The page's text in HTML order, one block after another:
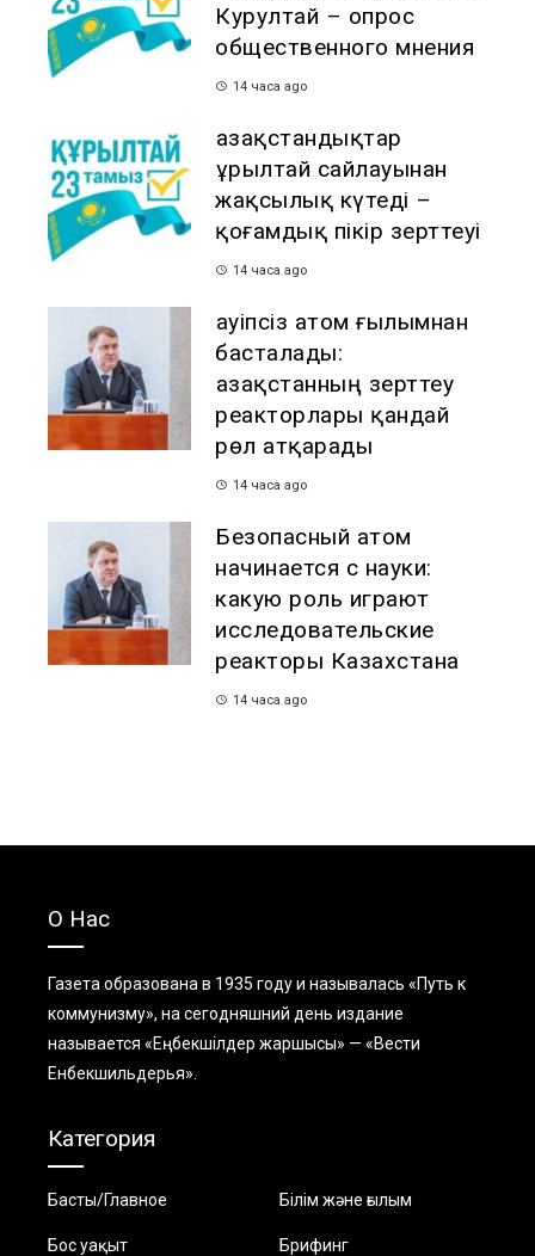
Курултай – опрос
общественного мнения
14 часа ago
Қазақстандықтар
Құрылтай сайлауынан
жақсылық күтеді –
қоғамдық пікір зерттеуі
14 часа ago
Қауіпсіз атом ғылымнан
басталады:
Қазақстанның зерттеу
реакторлары қандай
рөл атқарады
14 часа ago
Безопасный атом
начинается с науки:
какую роль играют
исследовательские
реакторы Казахстана
14 часа ago
О Нас
Газета образована в 1935 году и называлась «Путь к
коммунизму», на сегодняшний день издание
называется «Еңбекшiлдер жаршысы» — «Вести
Енбекшильдерья».
Категория
Басты/Главное Білім және ғылым
Бос уақыт Брифинг